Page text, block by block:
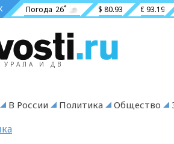
Погода 26˚ $ 80.93 € 93.19
И ДВ
В России Политика Общество